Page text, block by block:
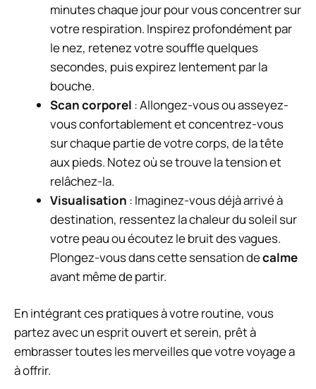
minutes chaque jour pour vous concentrer sur
votre respiration. Inspirez profondément par
le nez, retenez votre souffle quelques
secondes, puis expirez lentement par la
bouche.
Scan corporel : Allongez-vous ou asseyez-
vous confortablement et concentrez-vous
sur chaque partie de votre corps, de la tête
aux pieds. Notez où se trouve la tension et
relâchez-la.
Visualisation : Imaginez-vous déjà arrivé à
destination, ressentez la chaleur du soleil sur
votre peau ou écoutez le bruit des vagues.
Plongez-vous dans cette sensation decalme
avant même de partir.
En intégrant ces pratiques à votre routine, vous
partez avec un esprit ouvert et serein, prêt à
embrasser toutes les merveilles que votre voyage a
à offrir.